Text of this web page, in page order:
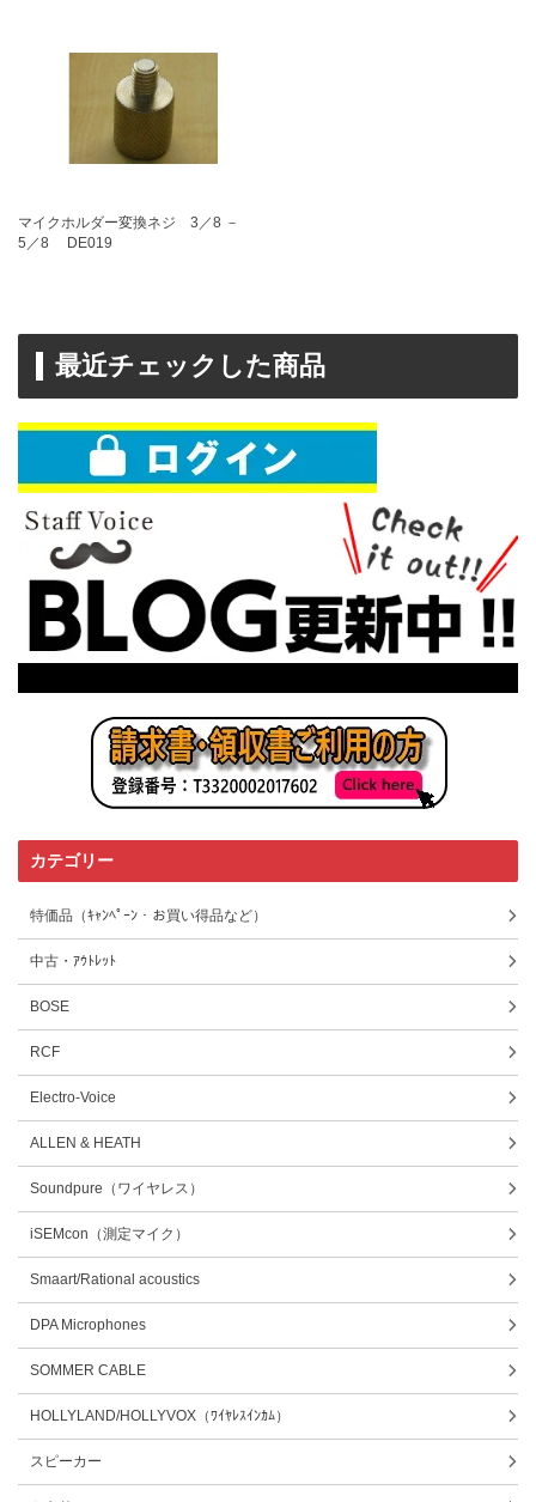
マイクホルダー変換ネジ 3／8 －
5／8 DE019
最近チェックした商品
カテゴリー
特価品（ｷｬﾝﾍﾟｰﾝ・お買い得品など）
中古・ｱｳﾄﾚｯﾄ
BOSE
RCF
Electro-Voice
ALLEN & HEATH
Soundpure（ワイヤレス）
iSEMcon（測定マイク）
Smaart/Rational acoustics
DPA Microphones
SOMMER CABLE
HOLLYLAND/HOLLYVOX（ﾜｲﾔﾚｽｲﾝｶﾑ）
スピーカー